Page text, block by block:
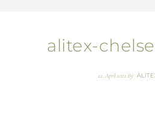
alitex-
22. April 2022 By